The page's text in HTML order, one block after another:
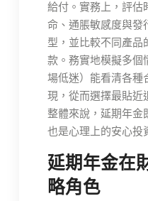
給付。實務上，評估
命、通脹敏感度與發
型，並比較不同產品
款。務實地模擬多個
場低迷）能看清各種
現，從而選擇最貼近
整體來說，延期年金
也是心理上的安心投
延期年金在
略角色